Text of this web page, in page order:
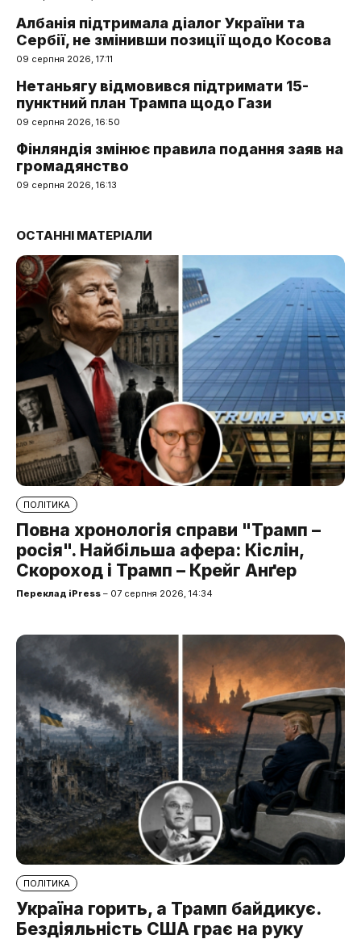
Албанія підтримала діалог України та
Сербії, не змінивши позиції щодо Косова
09 серпня 2026, 17:11
Нетаньягу відмовився підтримати 15-
пунктний план Трампа щодо Гази
09 серпня 2026, 16:50
Фінляндія змінює правила подання заяв на
громадянство
09 серпня 2026, 16:13
ОСТАННІ МАТЕРІАЛИ
ПОЛІТИКА
Повна хронологія справи "Трамп –
росія". Найбільша афера: Кіслін,
Скороход і Трамп – Крейг Анґер
Переклад iPress – 07 серпня 2026, 14:34
ПОЛІТИКА
Україна горить, а Трамп байдикує.
Бездіяльність США грає на руку